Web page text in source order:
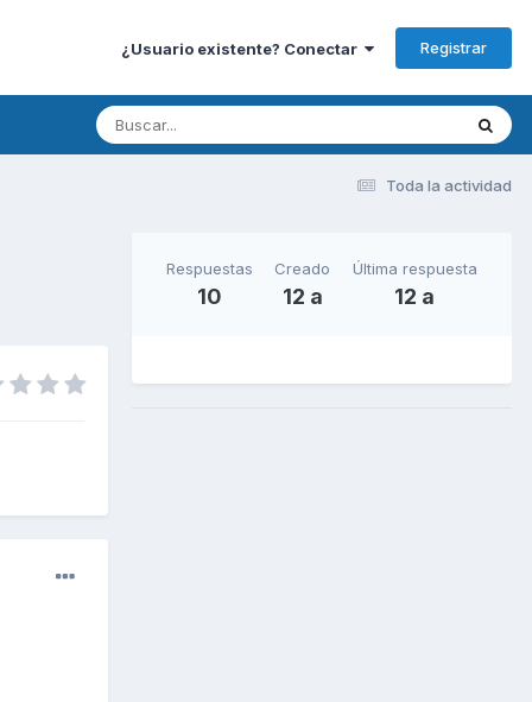
¿Usuario existente? Conectar Registrar
Toda la actividad
Respuestas
10
Creado
12 a
Última respuesta
12 a